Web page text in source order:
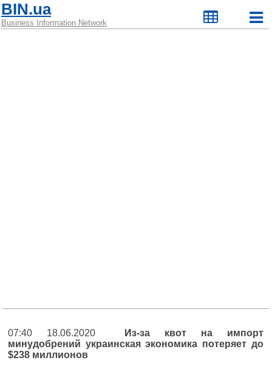
BIN.ua
Business Information Network
07:40 18.06.2020
Из-за квот на импорт
минудобрений украинская экономика потеряет до
$238 миллионов